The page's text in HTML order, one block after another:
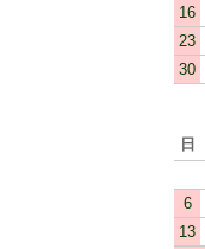
16
23
30
日
6
13